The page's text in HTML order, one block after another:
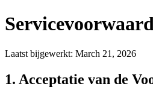
Laatst bijgewerkt: March 21, 2026
1. Acceptatie van de